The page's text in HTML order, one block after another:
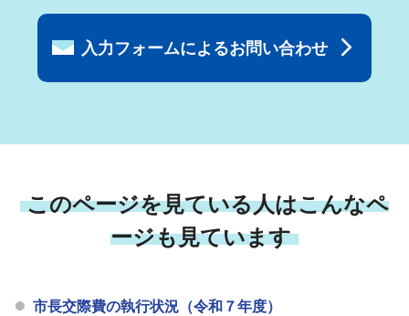
入力フォームによるお問い合わせ
このページを見ている人はこんなペ
ージも見ています
市長交際費の執行状況（令和７年度）